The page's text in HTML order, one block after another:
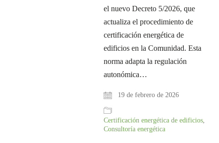
el nuevo Decreto 5/2026, que
actualiza el procedimiento de
certificación energética de
edificios en la Comunidad. Esta
norma adapta la regulación
autonómica…
19 de febrero de 2026
Certificación energética de edificios,
Consultoría energética